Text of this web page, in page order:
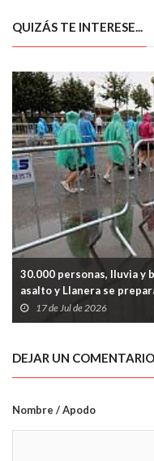
QUIZÁS TE INTERESE...
30.000 personas, lluvia y
asalto y Llanera se
17 de Jul de 2026
DEJAR UN COMENTARIO
Nombre / Apodo